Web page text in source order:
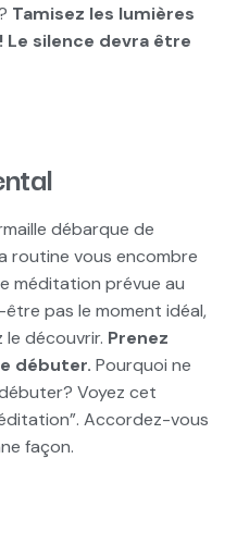
Tamisez les lumières
Le silence devra être
débarque de
routine vous encombre
méditation prévue au
être pas le moment idéal,
le découvrir. Prenez
débuter. Pourquoi ne
Voyez cet
Accordez-vous
façon.